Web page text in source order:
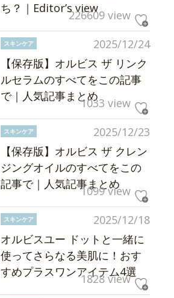
ち？｜Editor’s view226609 view
2025/12/24
スキンケア
【保存版】オルビス ザ リンク
ルセラムのすべてをこの記事
で｜人気記事まとめ1033 view
2025/12/23
スキンケア
【保存版】オルビス ザ クレン
ジングオイルのすべてをこの
記事で｜人気記事まとめ
1099 view
2025/12/18
スキンケア
オルビスユー ドットと一緒に
使ってさらなる美肌に！おす
すめプラスワンアイテム4選
1828 view